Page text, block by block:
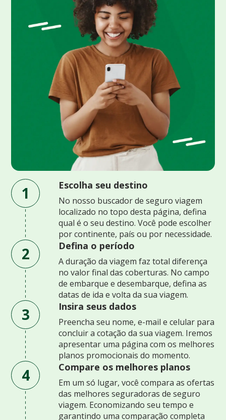
1 Escolha seu destino
No nosso buscador de seguro viagem
localizado no topo desta página, defina
qual é o seu destino. Você pode escolher
por continente, país ou por necessidade.
2 Defina o período
A duração da viagem faz total diferença
no valor final das coberturas. No campo
de embarque e desembarque, defina as
datas de ida e volta da sua viagem.
3 Insira seus dados
Preencha seu nome, e-mail e celular para
concluir a cotação da sua viagem. Iremos
apresentar uma página com os melhores
planos promocionais do momento.
4 Compare os melhores planos
Em um só lugar, você compara as ofertas
das melhores seguradoras de seguro
viagem. Economizando seu tempo e
garantindo uma comparação completa